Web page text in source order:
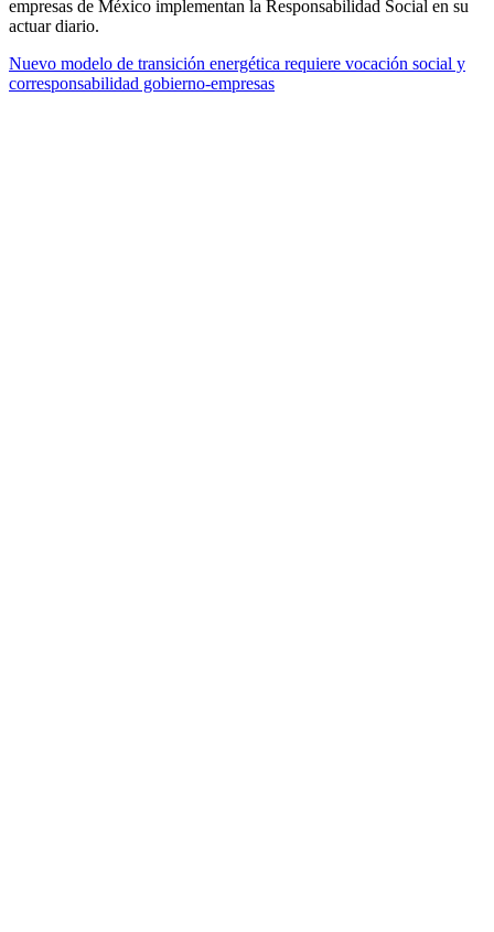
empresas de México implementan la Responsabilidad Social en su
actuar diario.
Nuevo modelo de transición energética requiere vocación social y
corresponsabilidad gobierno-empresas